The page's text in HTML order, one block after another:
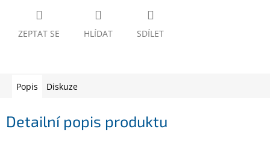
zahrada
notebooky
ZEPTAT SE HLÍDAT SDÍLET
Popis Diskuze
Detailní popis produktu